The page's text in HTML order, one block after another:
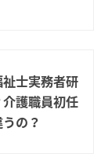
士実務者研
護職員初任
の？